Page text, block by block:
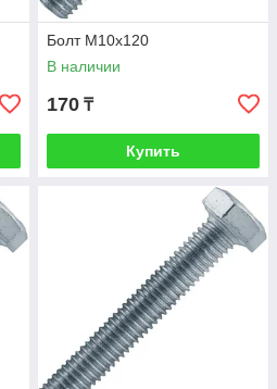
Болт М10х120
В наличии
170 ₸
Купить